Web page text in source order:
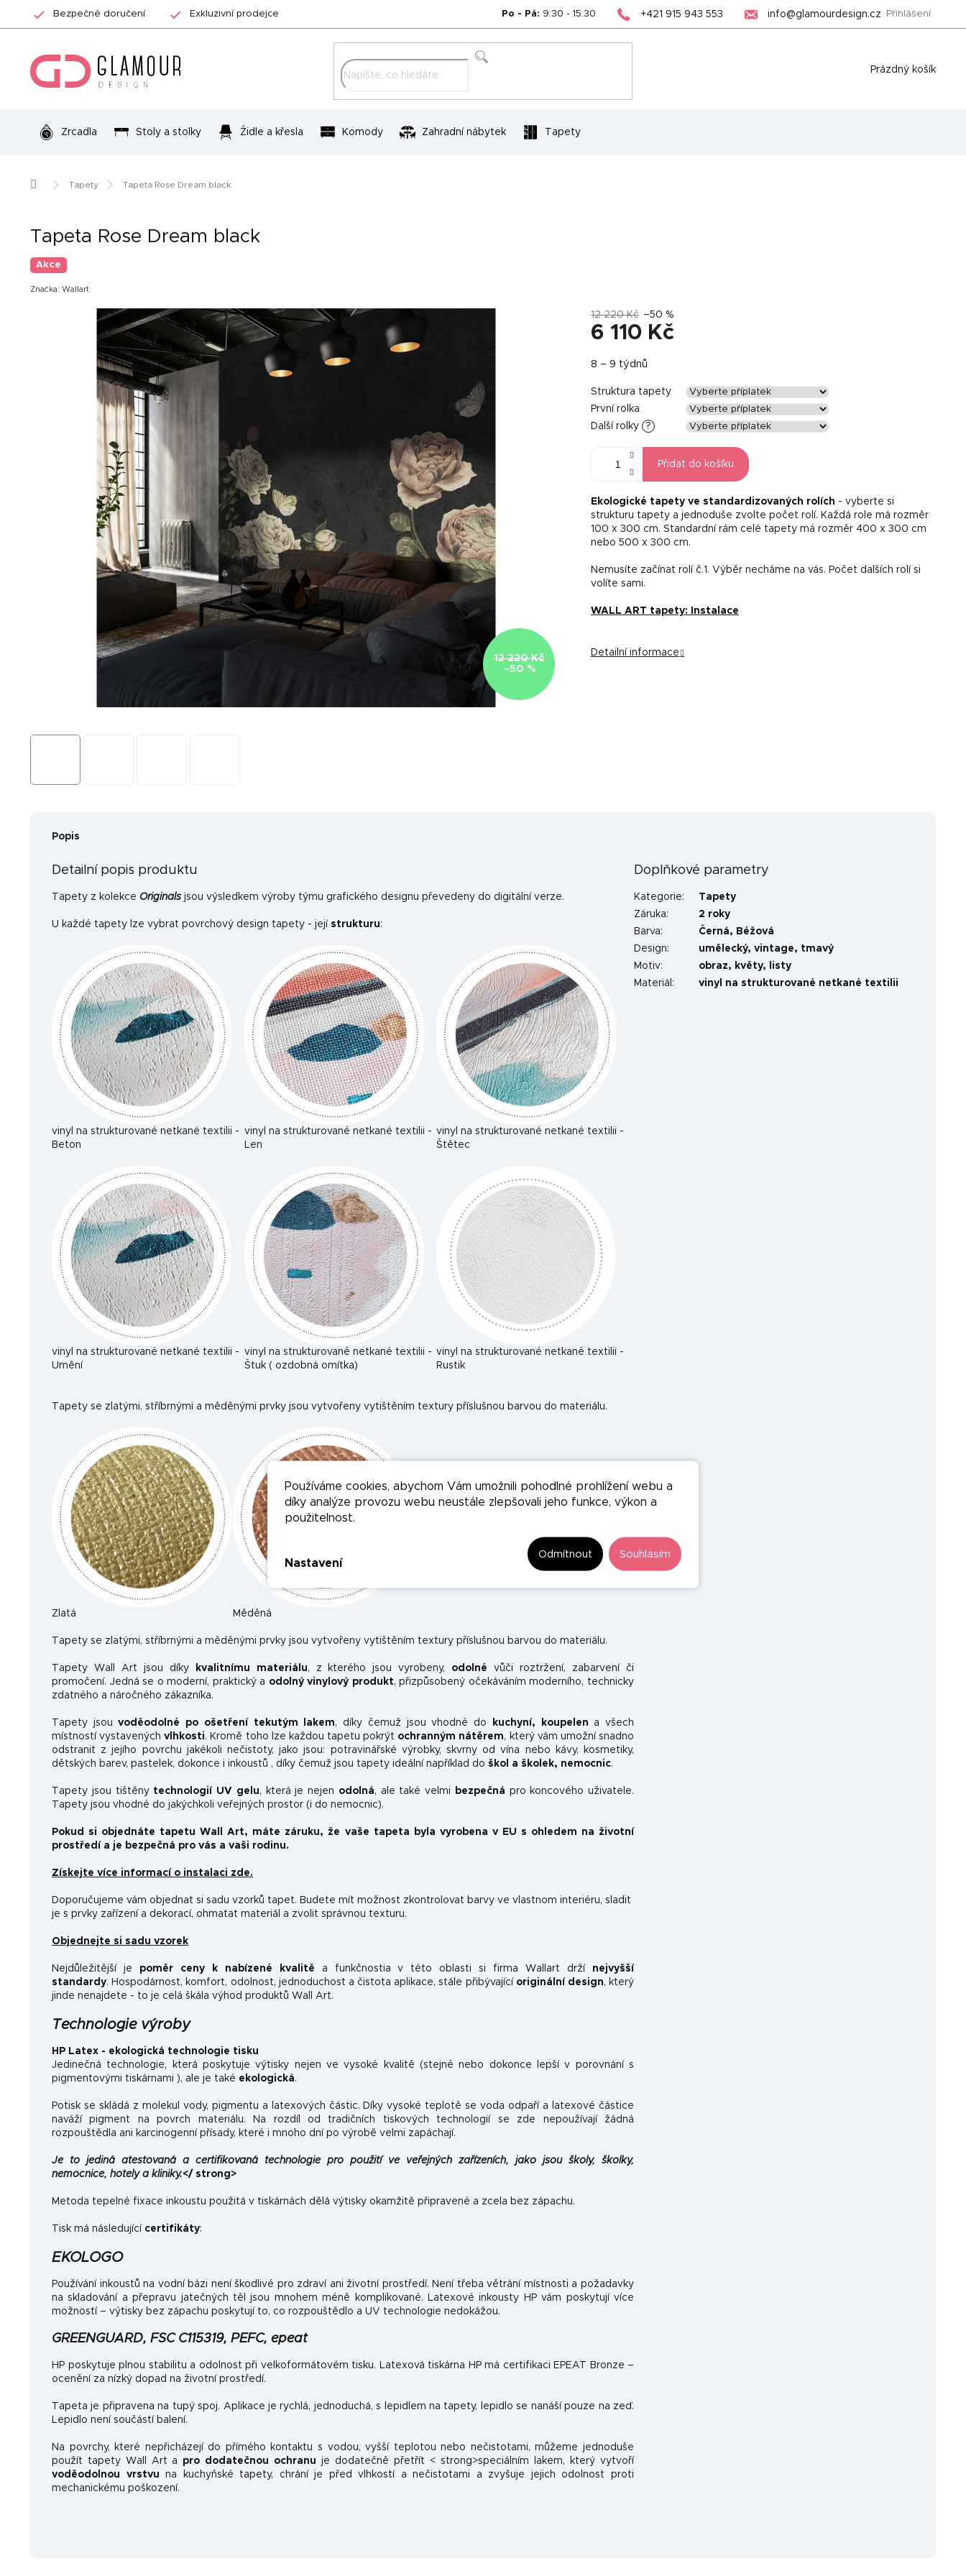
Používáme cookies, abychom Vám umožnili pohodlné prohlížení webu a
díky analýze provozu webu neustále zlepšovali jeho funkce, výkon a
použitelnost.
Nastavení
Odmítnout Souhlasím
Bezpečné doručení Exkluzivní prodejce Po - Pá: 9:30 - 15:30 +421 915 943 553 info@glamourdesign.cz Přihlášení
Nákupní
Prázdný košík
Zrcadla Stoly a stolky Židle a křesla Komody Zahradní nábytek Tapety
Domů Tapety Tapeta Rose Dream black
Tapeta Rose Dream black
Akce
Značka: Wallart
12 220 Kč
–50 %
12 220 Kč –50 %
6 110 Kč
cena:
8 – 9 týdnů
Struktura tapety
První rolka
Další rolky
?
Přidat do košíku
Ekologické tapety ve standardizovaných rolích - vyberte si
strukturu tapety a jednoduše zvolte počet rolí. Každá role má rozměr
100 x 300 cm. Standardní rám celé tapety má rozměr 400 x 300 cm
nebo 500 x 300 cm.
Nemusíte začínat rolí č.1. Výběr necháme na vás. Počet dalších rolí si
volíte sami.
WALL ART tapety: Instalace
Detailní informace
Popis
Detailní popis produktu
Tapety z kolekce Originalsjsou výsledkem výroby týmu grafického designu převedeny do digitální verze.
U každé tapety lze vybrat povrchový design tapety - její strukturu:
vinyl na strukturované netkané textilii -
Beton
vinyl na strukturované netkané textilii -
Len
vinyl na strukturované netkané textilii -
Štětec
vinyl na strukturované netkané textilii -
Umění
vinyl na strukturované netkané textilii -
Štuk ( ozdobná omítka)
vinyl na strukturované netkané textilii -
Rustik
Tapety se zlatými, stříbrnými a měděnými prvky jsou vytvořeny vytištěním textury příslušnou barvou do materiálu.
Zlatá Měděná
Tapety se zlatými, stříbrnými a měděnými prvky jsou vytvořeny vytištěním textury příslušnou barvou do materiálu.
Tapety Wall Art jsou díky kvalitnímu materiálu, z kterého jsou vyrobeny, odolné vůči roztržení, zabarvení či
promočení. Jedná se o moderní, praktický a odolný vinylový produkt, přizpůsobený očekáváním moderního, technicky
zdatného a náročného zákazníka.
Tapety jsouvoděodolné po ošetření tekutým lakem, díky čemuž jsou vhodné do kuchyní, koupelen a všech
místností vystavenýchvlhkosti. Kromě toho lze každou tapetu pokrýt ochranným nátěrem, který vám umožní snadno
odstranit z jejího povrchu jakékoli nečistoty, jako jsou: potravinářské výrobky, skvrny od vína nebo kávy, kosmetiky,
dětských barev, pastelek, dokonce i inkoustů , díky čemuž jsou tapety ideální například do škol a školek, nemocnic.
Tapety jsou tištěny technologií UV gelu, která je nejen odolná, ale také velmi bezpečná pro koncového uživatele.
Tapety jsou vhodné do jakýchkoli veřejných prostor (i do nemocnic).
Pokud si objednáte tapetu Wall Art, máte záruku, že vaše tapeta byla vyrobena v EU s ohledem na životní
prostředí a je bezpečná pro vás a vaši rodinu.
Získejte více informací o instalaci zde.
Doporučujeme vám objednat si sadu vzorků tapet. Budete mít možnost zkontrolovat barvy ve vlastnom interiéru, sladit
je s prvky zařízení a dekorací, ohmatat materiál a zvolit správnou texturu.
Objednejte si sadu vzorek
Nejdůležitější je poměr ceny k nabízené kvalitě a funkčnostia v této oblasti si firma Wallart drží nejvyšší
standardy. Hospodárnost, komfort, odolnost, jednoduchost a čistota aplikace, stále přibývající originální design, který
jinde nenajdete - to je celá škála výhod produktů Wall Art.
Technologie výroby
HP Latex - ekologická technologie tisku
Jedinečná technologie, která poskytuje výtisky nejen ve vysoké kvalitě (stejné nebo dokonce lepší v porovnání s
pigmentovými tiskárnami ), ale je také ekologická.
Potisk se skládá z molekul vody, pigmentu a latexových částic. Díky vysoké teplotě se voda odpaří a latexové částice
naváží pigment na povrch materiálu. Na rozdíl od tradičních tiskových technologií se zde nepoužívají žádná
rozpouštědla ani karcinogenní přísady, které i mnoho dní po výrobě velmi zapáchají.
Je to jediná atestovaná a certifikovaná technologie pro použití ve veřejných zařízeních, jako jsou školy, školky,
nemocnice, hotely a kliniky.</ strong>
Metoda tepelné fixace inkoustu použitá v tiskárnách dělá výtisky okamžitě připravené a zcela bez zápachu.
Tisk má následující certifikáty:
EKOLOGO
Používání inkoustů na vodní bázi není škodlivé pro zdraví ani životní prostředí. Není třeba větrání místnosti a požadavky
na skladování a přepravu jatečných těl jsou mnohem méně komplikované. Latexové inkousty HP vám poskytují více
možností – výtisky bez zápachu poskytují to, co rozpouštědlo a UV technologie nedokážou.
GREENGUARD, FSC C115319, PEFC, epeat
HP poskytuje plnou stabilitu a odolnost při velkoformátovém tisku. Latexová tiskárna HP má certifikaci EPEAT Bronze –
ocenění za nízký dopad na životní prostředí.
Tapeta je připravena na tupý spoj. Aplikace je rychlá, jednoduchá, s lepidlem na tapety, lepidlo se nanáší pouze na zeď.
Lepidlo není součástí balení.
Na povrchy, které nepřicházejí do přímého kontaktu s vodou, vyšší teplotou nebo nečistotami, můžeme jednoduše
použít tapety Wall Art a pro dodatečnou ochranu je dodatečně přetřít < strong>speciálním lakem, který vytvoří
voděodolnou vrstvu na kuchyňské tapety, chrání je před vlhkostí a nečistotami a zvyšuje jejich odolnost proti
mechanickému poškození.
Doplňkové parametry
Kategorie:
Tapety
Záruka:
2 roky
Barva: Černá, Béžová
Design: umělecký,vintage, tmavý
Motiv: obraz, květy,
listy
Materiál : vinyl na strukturované netkané textilii